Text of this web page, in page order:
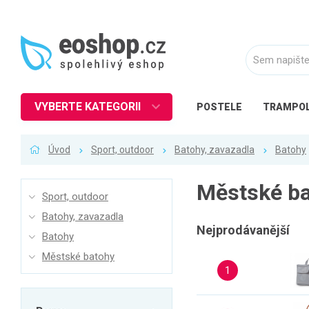
POSTELE
VYBERTE KATEGORII
Obývací pokoj
Předsíň a chodba
Pracovna a kancelář
Úvod Sport, outdoor Batohy, zavazadla Batohy
Sport, outdoor
Batohy, zavazadla
Batohy
Městské batohy
Městské
Nejprodávanější
1